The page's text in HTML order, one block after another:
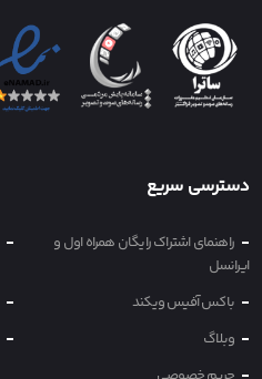
دسترسی سریع
راهنمای اشتراک رایگان همراه اول و
ایرانسل
باکس آفیس ویکند
وبلاگ